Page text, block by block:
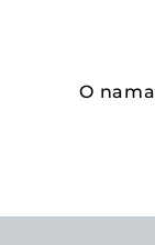
O nama